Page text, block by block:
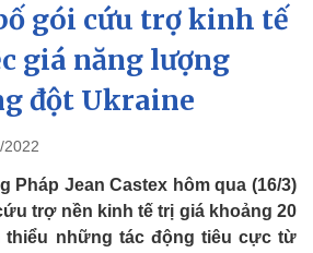
Xã hội
Tin 24h
Dự báo thời tiết
Giáo dục
gói cứu trợ kinh tế
giá năng lượng
đột Ukraine
2022
Pháp Jean Castex hôm qua (16/3)
trợ nền kinh tế trị giá khoảng 20
thiểu những tác động tiêu cực từ